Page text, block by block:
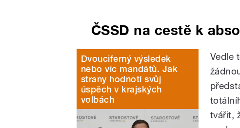
ČSSD na cestě k
Dvouciferný výsledek
nebo víc mandátů. Jak
strany hodnotí svůj
úspěch v krajských
volbách
Vedle
tvářit,